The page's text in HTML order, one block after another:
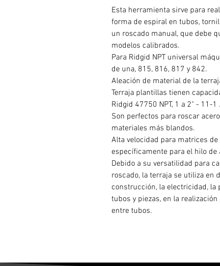
Esta herramienta sirve para
forma de espiral en tubos,
un roscado manual, que debe
modelos calibrados.
Para Ridgid NPT universal
de una, 815, 816, 817 y 842.
Aleación de material de la
Terraja plantillas tienen
Ridgid 47750 NPT, 1 a 2" - 11-
Son perfectos para roscar
materiales más blandos.
Alta velocidad para matrices
específicamente para el hilo de
Debido a su versatilidad para
roscado, la terraja se utiliza en
construcción, la electricidad, la
tubos y piezas, en la
entre tubos.